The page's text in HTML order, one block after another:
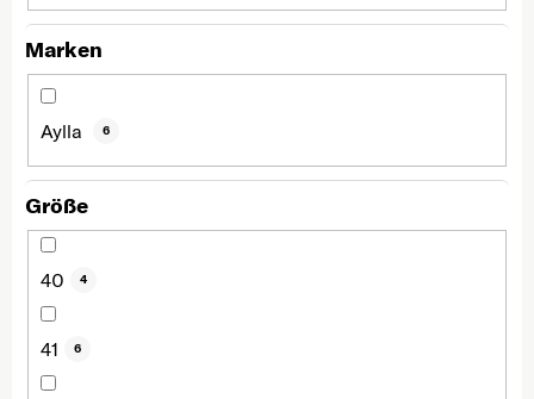
Marken
Aylla 6
Größe
40 4
41 6